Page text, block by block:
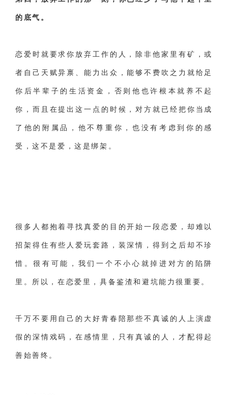
的底气。
恋爱时就要求你放弃工作的人，除非他家里有矿，或
者自己天赋异禀、能力出众，能够不费吹之力就给足
你后半辈子的生活资金，否则他也许根本就养不起
你，而且在提出这一点的时候，对方就已经把你当成
了他的附属品，他不尊重你，也没有考虑到你的感
受，这不是爱，这是绑架。
很多人都抱着寻找真爱的目的开始一段恋爱，却难以
招架得住有些人爱玩套路，装深情，得到之后却不珍
惜。很有可能，我们一个不小心就掉进对方的陷阱
里。所以，在恋爱里，具备鉴渣和避坑能力很重要。
千万不要用自己的大好青春陪那些不真诚的人上演虚
假的深情戏码，在感情里，只有真诚的人，才配得起
善始善终。